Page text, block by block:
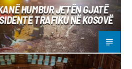
HUMBUR JETËN GJATË
TRAFIKU NË KOSOVË